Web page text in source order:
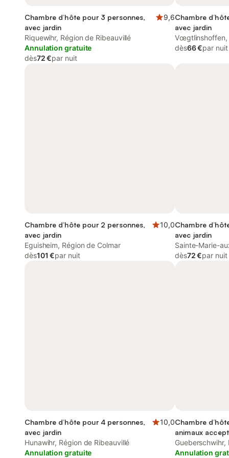
Chambre d’hôte pour 3 personnes,
avec jardin
9,6
Riquewihr, Région de Ribeauvillé
Annulation gratuite
dès72 €par nuit
Chambre
avec jardin
Vœgtlinshoffen,
dès66 €par nuit
Chambre d’hôte pour 2 personnes,
avec jardin
10,0
Eguisheim, Région de Colmar
dès101 €par nuit
Chambre
avec jardin
Sainte-Marie-
Ribeauvillé
dès72 €par nuit
Chambre d’hôte pour 4 personnes,
avec jardin
10,0
Hunawihr, Région de Ribeauvillé
Annulation gratuite
Chambre
animaux
Gueberschwihr,
Annulation